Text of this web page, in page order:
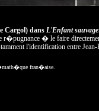
Cargol) dans L'Enfant sauvage
r�pugnance � le faire
l'identification entre
fran�aise.